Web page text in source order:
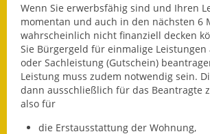
Zahlen und
Rathaus
Wenn Sie erwerbsfähig sind und Ihren
momentan und auch in den nächsten 6
wahrscheinlich nicht finanziell decken
Sie Bürgergeld für einmalige
oder Sachleistung (Gutschein)
Leistung muss zudem notwendig sein.
dann ausschließlich für das Beantragte
also für
die Erstausstattung der Wohnung,